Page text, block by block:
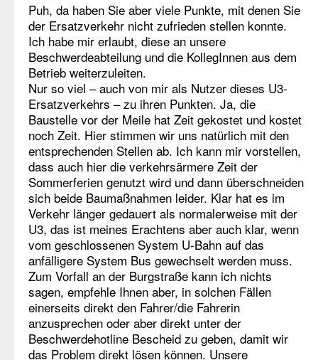
Puh, da haben Sie aber viele Punkte, mit denen Sie
der Ersatzverkehr nicht zufrieden stellen konnte.
Ich habe mir erlaubt, diese an unsere
Beschwerdeabteilung und die KollegInnen aus dem
Betrieb weiterzuleiten.
Nur so viel – auch von mir als Nutzer dieses U3-
Ersatzverkehrs – zu ihren Punkten. Ja, die
Baustelle vor der Meile hat Zeit gekostet und kostet
noch Zeit. Hier stimmen wir uns natürlich mit den
entsprechenden Stellen ab. Ich kann mir vorstellen,
dass auch hier die verkehrsärmere Zeit der
Sommerferien genutzt wird und dann überschneiden
sich beide Baumaßnahmen leider. Klar hat es im
Verkehr länger gedauert als normalerweise mit der
U3, das ist meines Erachtens aber auch klar, wenn
vom geschlossenen System U-Bahn auf das
anfälligere System Bus gewechselt werden muss.
Zum Vorfall an der Burgstraße kann ich nichts
sagen, empfehle Ihnen aber, in solchen Fällen
einerseits direkt den Fahrer/die Fahrerin
anzusprechen oder aber direkt unter der
Beschwerdehotline Bescheid zu geben, damit wir
das Problem direkt lösen können. Unsere